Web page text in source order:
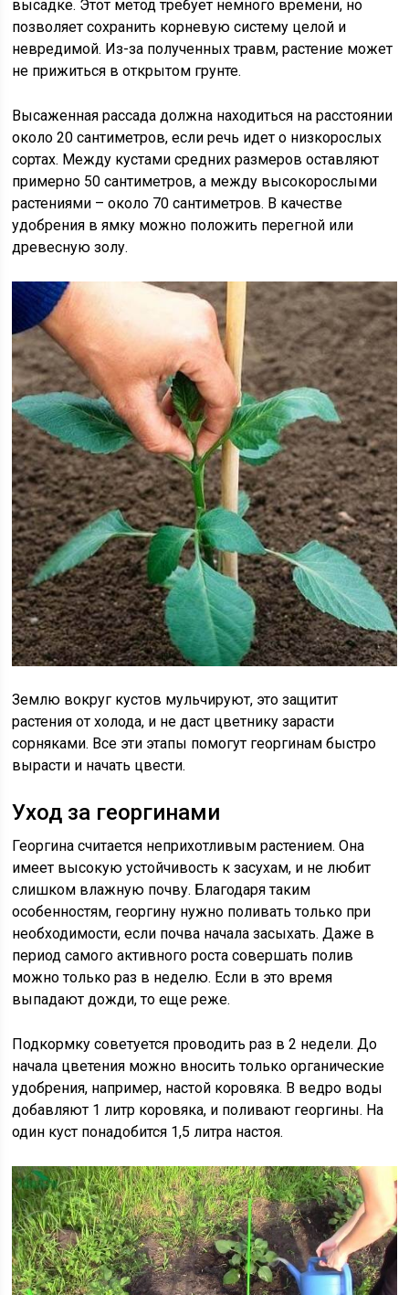
высадке. Этот метод требует немного времени, но
позволяет сохранить корневую систему целой и
невредимой. Из-за полученных травм, растение может
не прижиться в открытом грунте.
Высаженная рассада должна находиться на расстоянии
около 20 сантиметров, если речь идет о низкорослых
сортах. Между кустами средних размеров оставляют
примерно 50 сантиметров, а между высокорослыми
растениями – около 70 сантиметров. В качестве
удобрения в ямку можно положить перегной или
древесную золу.
Землю вокруг кустов мульчируют, это защитит
растения от холода, и не даст цветнику зарасти
сорняками. Все эти этапы помогут георгинам быстро
вырасти и начать цвести.
Уход за георгинами
Георгина считается неприхотливым растением. Она
имеет высокую устойчивость к засухам, и не любит
слишком влажную почву. Благодаря таким
особенностям, георгину нужно поливать только при
необходимости, если почва начала засыхать. Даже в
период самого активного роста совершать полив
можно только раз в неделю. Если в это время
выпадают дожди, то еще реже.
Подкормку советуется проводить раз в 2 недели. До
начала цветения можно вносить только органические
удобрения, например, настой коровяка. В ведро воды
добавляют 1 литр коровяка, и поливают георгины. На
один куст понадобится 1,5 литра настоя.